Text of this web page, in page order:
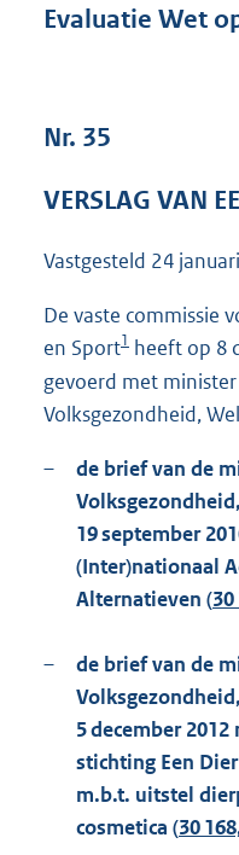
Evaluatie Wet
Nr. 35
VERSLAG VAN
Vastgesteld 24
De vaste commissie
en Sport1 heeft op 8
gevoerd met
Volksgezondheid,
–
de brief van de
19 september
(Inter)nationaal
Alternatieven (30
–
de brief van de
5 december
stichting Een
m.b.t. uitstel
cosmetica (30